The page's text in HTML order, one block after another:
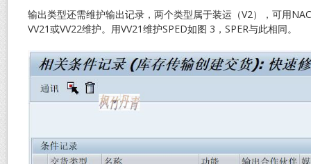
输出类型还需维护输出记录，两个类型属于装运（V2），可用
VV21或VV22维护。用VV21维护SPED如图 3，SPER与此相同。